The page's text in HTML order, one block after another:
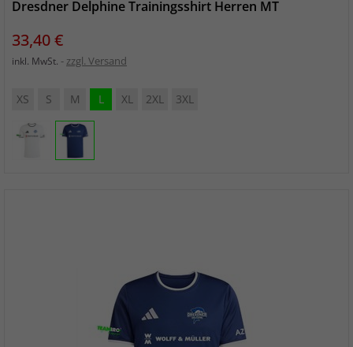
Dresdner Delphine Trainingsshirt Herren MT
Preis
33,40 €
inkl. MwSt. zzgl. Versand
XS S M L XL 2XL 3XL